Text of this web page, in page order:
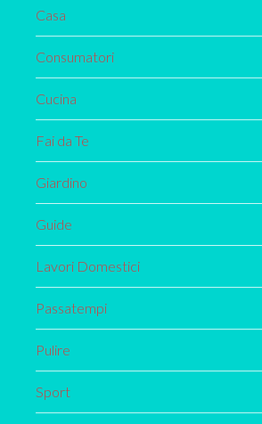
Casa
Consumatori
Cucina
Fai da Te
Giardino
Guide
Lavori Domestici
Passatempi
Pulire
Sport